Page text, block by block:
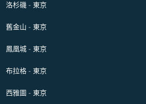
洛杉磯 - 東京
舊金山 - 東京
鳳凰城 - 東京
布拉格 - 東京
西雅圖 - 東京